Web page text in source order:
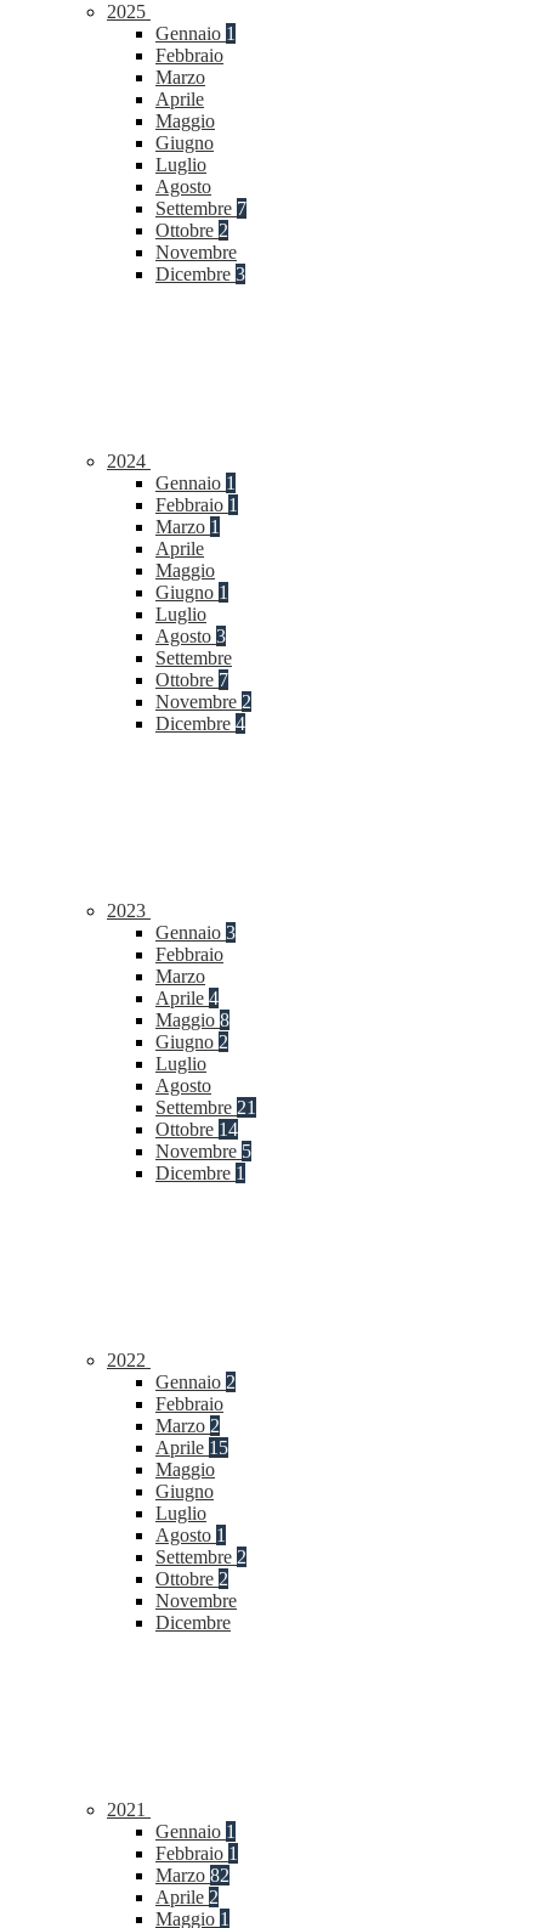
2025
Gennaio 1
Febbraio
Marzo
Aprile
Maggio
Giugno
Luglio
Agosto
Settembre 7
Ottobre 2
Novembre
Dicembre 3
2024
Gennaio 1
Febbraio 1
Marzo 1
Aprile
Maggio
Giugno 1
Luglio
Agosto 3
Settembre
Ottobre 7
Novembre 2
Dicembre 4
2023
Gennaio 3
Febbraio
Marzo
Aprile 4
Maggio 8
Giugno 2
Luglio
Agosto
Settembre 21
Ottobre 14
Novembre 5
Dicembre 1
2022
Gennaio 2
Febbraio
Marzo 2
Aprile 15
Maggio
Giugno
Luglio
Agosto 1
Settembre 2
Ottobre 2
Novembre
Dicembre
2021
Gennaio 1
Febbraio 1
Marzo 82
Aprile 2
Maggio 1